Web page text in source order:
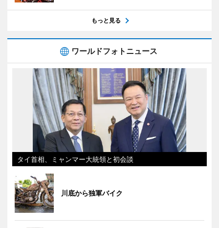
もっと見る
ワールドフォトニュース
タイ首相、ミャンマー大統領と初会談
川底から独軍バイク